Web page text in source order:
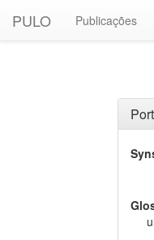
PULO Publicações